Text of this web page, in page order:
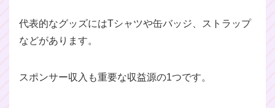
代表的なグッズにはTシャツや缶バッジ、ストラップ
などがあります。
スポンサー収入も重要な収益源の1つです。